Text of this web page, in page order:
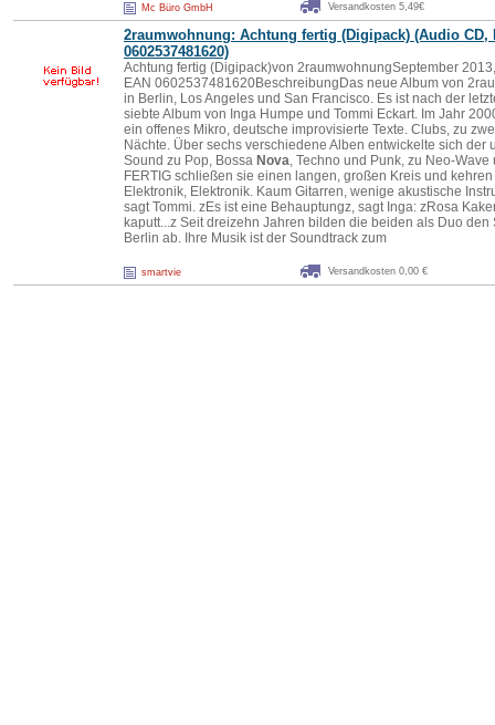
Mc Büro GmbH Versandkosten 5,49€
2raumwohnung: Achtung fertig (Digipack) (Audio CD,
0602537481620)
Achtung fertig (Digipack)von 2raumwohnungSeptember
EAN 0602537481620BeschreibungDas neue Album von
in Berlin, Los Angeles und San Francisco. Es ist nach der
siebte Album von Inga Humpe und Tommi Eckart. Im Jahr
ein offenes Mikro, deutsche improvisierte Texte. Clubs, zu
Nächte. Über sechs verschiedene Alben entwickelte sich der
Sound zu Pop, Bossa Nova, Techno und Punk, zu Neo-
FERTIG schließen sie einen langen, großen Kreis und
Elektronik, Elektronik. Kaum Gitarren, wenige akustische
sagt Tommi. zEs ist eine Behauptungz, sagt Inga: zRosa
kaputt...z Seit dreizehn Jahren bilden die beiden als Duo
Berlin ab. Ihre Musik ist der Soundtrack zum
smartvie Versandkosten 0,00 €